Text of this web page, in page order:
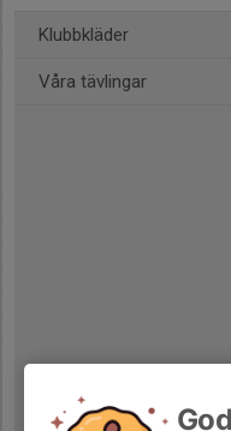
Klubbkläder
Våra tävlingar